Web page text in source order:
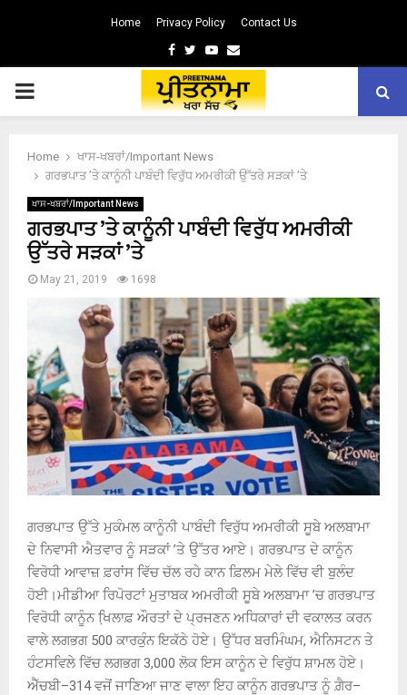
Home Privacy Policy Contact Us
Facebook
TwitterYoutube
Email
PRIMARY
Home
ਖਾਸ-ਖਬਰਾਂ/Important News
ਗਰਭਪਾਤ ’ਤੇ ਕਾਨੂੰਨੀ ਪਾਬੰਦੀ ਵਿਰੁੱਧ ਅਮਰੀਕੀ ਉੱਤਰੇ ਸੜਕਾਂ ’ਤੇ
ਖਾਸ-ਖਬਰਾਂ/Important News
ਗਰਭਪਾਤ ’ਤੇ ਕਾਨੂੰਨੀ ਪਾਬੰਦੀ ਵਿਰੁੱਧ ਅਮਰੀਕੀ
ਉੱਤਰੇ ਸੜਕਾਂ ’ਤੇ
May 21, 2019 1698
ਗਰਭਪਾਤ ਉੱਤੇ ਮੁਕੰਮਲ ਕਾਨੂੰਨੀ ਪਾਬੰਦੀ ਵਿਰੁੱਧ ਅਮਰੀਕੀ ਸੂਬੇ ਅਲਬਾਮਾ
ਦੇ ਨਿਵਾਸੀ ਐਤਵਾਰ ਨੂੰ ਸੜਕਾਂ ’ਤੇ ਉੱਤਰ ਆਏ। ਗਰਭਪਾਤ ਦੇ ਕਾਨੂੰਨ
ਵਿਰੋਧੀ ਆਵਾਜ਼ ਫ਼ਰਾਂਸ ਵਿੱਚ ਚੱਲ ਰਹੇ ਕਾਨ ਫ਼ਿਲਮ ਮੇਲੇ ਵਿੱਚ ਵੀ ਬੁਲੰਦ
ਹੋਈ।ਮੀਡੀਆ ਰਿਪੋਰਟਾਂ ਮੁਤਾਬਕ ਅਮਰੀਕੀ ਸੂਬੇ ਅਲਬਾਮਾ ’ਚ ਗਰਭਪਾਤ
ਵਿਰੋਧੀ ਕਾਨੂੰਨ ਖਿ਼ਲਾਫ਼ ਔਰਤਾਂ ਦੇ ਪ੍ਰਜਣਨ ਅਧਿਕਾਰਾਂ ਦੀ ਵਕਾਲਤ ਕਰਨ
ਵਾਲੇ ਲਗਭਗ 500 ਕਾਰਕੁੰਨ ਇਕੱਠੇ ਹੋਏ। ਉੱਧਰ ਬਰਮਿੰਘਮ, ਐਨਿਸਟਨ ਤੇ
ਹੰਟਸਵਿਲੇ ਵਿੱਚ ਲਗਭਗ 3,000 ਲੋਕ ਇਸ ਕਾਨੂੰਨ ਦੇ ਵਿਰੁੱਧ ਸ਼ਾਮਲ ਹੋਏ।
ਐੱਚਬੀ–314 ਵਜੋਂ ਜਾਣਿਆ ਜਾਣ ਵਾਲਾ ਇਹ ਕਾਨੂੰਨ ਗਰਭਪਾਤ ਨੂੰ ਗ਼ੈਰ–